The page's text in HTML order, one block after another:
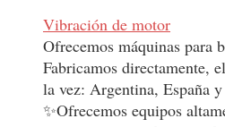
Vibración de motor
Ofrecemos máquinas para
Fabricamos directamente,
la vez: Argentina, España
✨Ofrecemos equipos